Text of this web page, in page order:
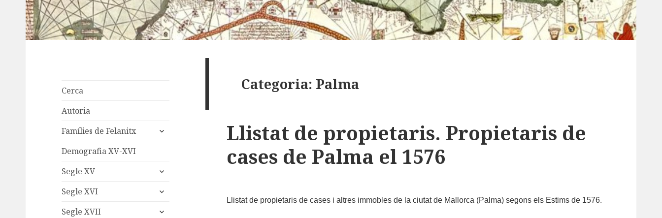
Cerca
Autoria
Famílies de Felanitx
expand
Demografia XV-XVI
Segle XV
expand
menu
Segle XVI
expand
menu
Segle XVII
expand
Categoria: Palma
Llistat de propietaris. Propietaris de
cases de Palma el 1576
Llistat de propietaris de cases i altres immobles de la ciutat de Mallorca (Palma) segons els Estims de 1576.